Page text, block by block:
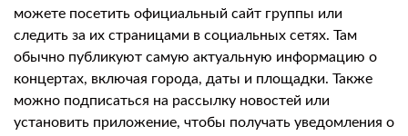
можете посетить официальный сайт группы или
следить за их страницами в социальных сетях. Там
обычно публикуют самую актуальную информацию о
концертах, включая города, даты и площадки. Также
можно подписаться на рассылку новостей или
установить приложение, чтобы получать уведомления о